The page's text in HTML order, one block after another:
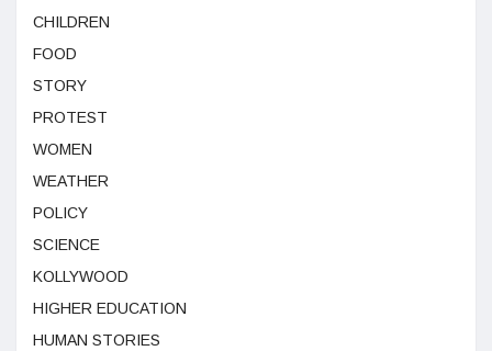
CHILDREN
FOOD
STORY
PROTEST
WOMEN
WEATHER
POLICY
SCIENCE
KOLLYWOOD
HIGHER EDUCATION
HUMAN STORIES